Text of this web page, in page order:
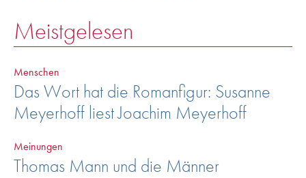
Meistgelesen
Menschen
Das Wort hat die Romanfigur: Susanne
Meyerhoff liest Joachim Meyerhoff
Meinungen
Thomas Mann und die Männer